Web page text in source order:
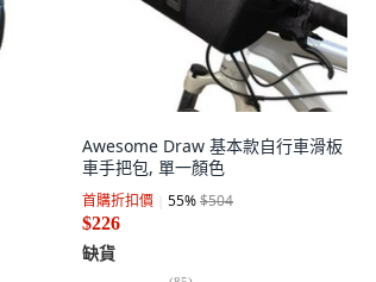
Awesome Draw 基本款自行車滑板
車手把包, 單一顏色
首購折扣價 55%$504
$226
缺貨